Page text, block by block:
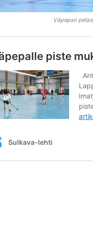
Väpepan